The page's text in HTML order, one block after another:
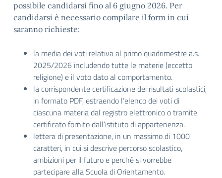
possibile candidarsi fino al 6 giugno 2026. Per
candidarsi è necessario compilare il form in cui
saranno richieste:
la media dei voti relativa al primo quadrimestre a.s.
2025/2026 includendo tutte le materie (eccetto
religione) e il voto dato al comportamento.
la corrispondente certificazione dei risultati scolastici,
in formato PDF, estraendo l’elenco dei voti di
ciascuna materia dal registro elettronico o tramite
certificato fornito dall’istituto di appartenenza.
lettera di presentazione, in un massimo di 1000
caratteri, in cui si descrive percorso scolastico,
ambizioni per il futuro e perché si vorrebbe
partecipare alla Scuola di Orientamento.